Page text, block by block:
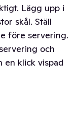
Lägg upp i
skål. Ställ
före servering.
och
en klick vispad